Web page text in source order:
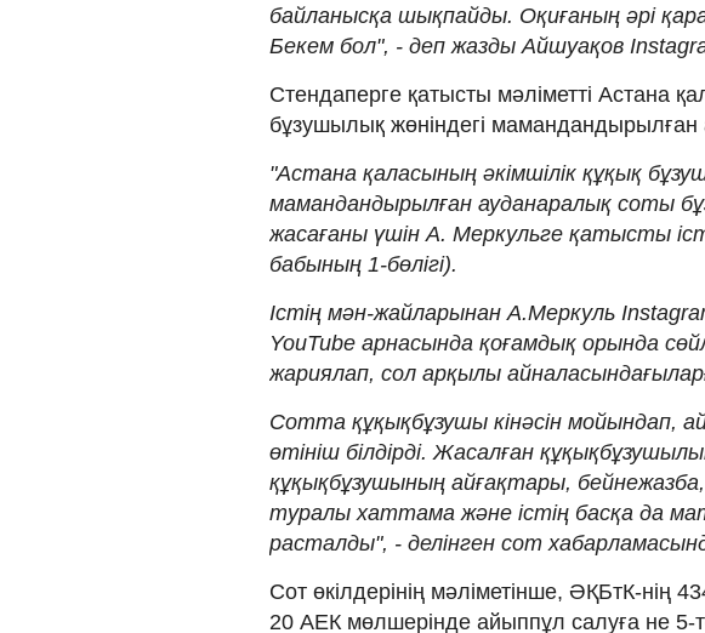
байланысқа шықпайды. Оқиғаның әрі
Бекем бол", - деп жазды Айшуақов
Стендаперге қатысты мәліметті Астана
бұзушылық жөніндегі
"Астана қаласының әкімшілік құқық
мамандандырылған ауданаралық соты
жасағаны үшін А. Меркульге қатысты
бабының 1-бөлігі).
Істің мән-жайларынан А.Меркуль
YouTube арнасында қоғамдық орында
жариялап, сол арқылы
Сотта құқықбұзушы кінәсін мойындап,
өтініш білдірді. Жасалған
құқықбұзушының айғақтары, бейнежазба,
туралы хаттама және істің басқа да
расталды", - делінген сот
Сот өкілдерінің мәліметінше, ӘҚБтК-нің
20 АЕК мөлшерінде айыппұл салуға не 5-